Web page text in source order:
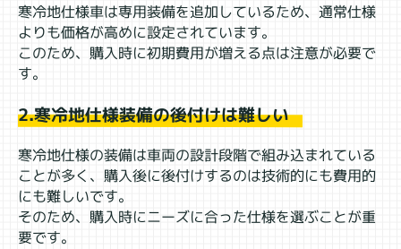
寒冷地仕様車は専用装備を追加しているため、通常仕様
よりも価格が高めに設定されています。
このため、購入時に初期費用が増える点は注意が必要で
す。
2.寒冷地仕様装備の後付けは難しい
寒冷地仕様の装備は車両の設計段階で組み込まれている
ことが多く、購入後に後付けするのは技術的にも費用的
にも難しいです。
そのため、購入時にニーズに合った仕様を選ぶことが重
要です。